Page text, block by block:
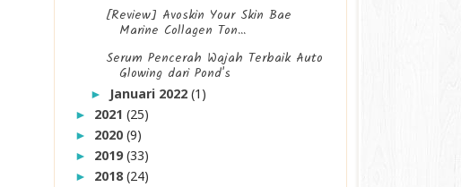
[Review] Avoskin Your Skin Bae
Marine Collagen Ton...
Serum Pencerah Wajah Terbaik Auto
Glowing dari Pond's
► Januari 2022(1)
► 2021(25)
► 2020(9)
► 2019(33)
► 2018(24)